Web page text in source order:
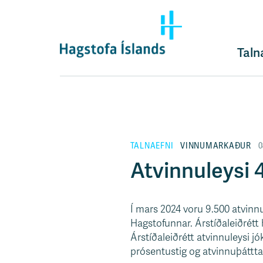
TALNAEFNI VINNUMARKAÐUR
Atvinnuleysi
Í mars 2024 voru 9.500
Hagstofunnar. Árstíðaleiðrétt
Árstíðaleiðrétt atvinnuleysi
prósentustig og